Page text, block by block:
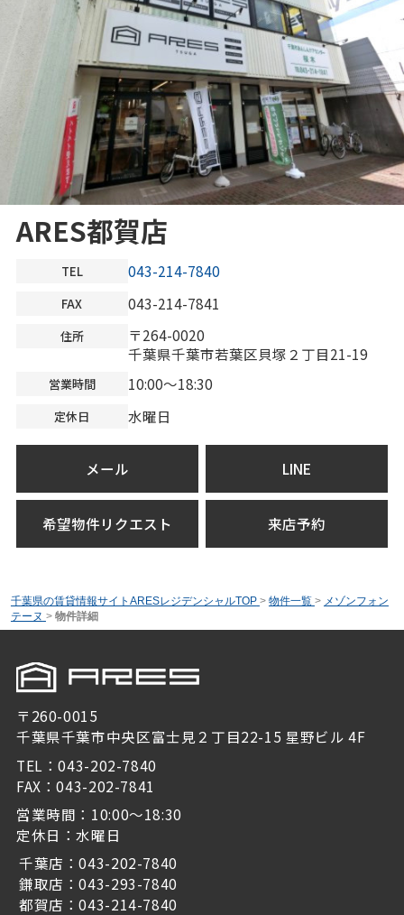
ARES都賀店
TEL 043-214-7840
FAX 043-214-7841
住所
〒264-0020
千葉県千葉市若葉区貝塚２丁目21-19
営業時間 10:00～18:30
定休日 水曜日
メール LINE
希望物件リクエスト 来店予約
千葉県の賃貸情報サイトARESレジデンシャルTOP > 物件一覧 > メゾンフォン
テーヌ > 物件詳細
〒260-0015
千葉県千葉市中央区富士見２丁目22-15 星野ビル 4F
TEL：043-202-7840
FAX：043-202-7841
営業時間：10:00～18:30
定休日：水曜日
千葉店：043-202-7840
鎌取店：043-293-7840
都賀店：043-214-7840